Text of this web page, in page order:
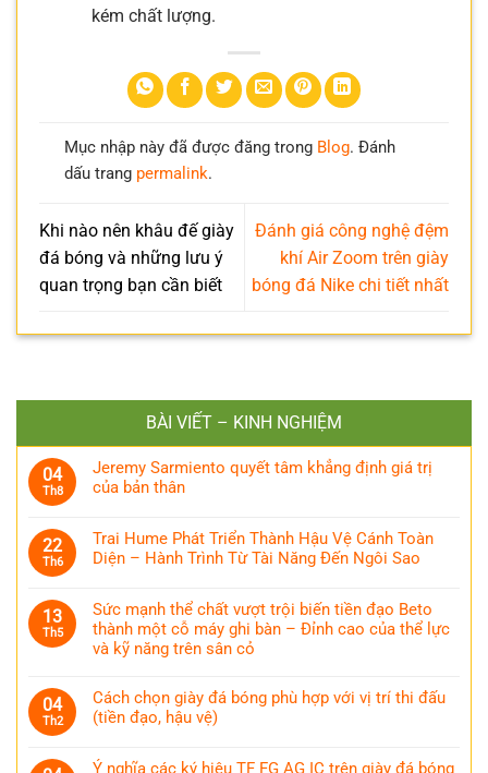
kém chất lượng.
Mục nhập này đã được đăng trong Blog. Đánh
dấu trang permalink.
Khi nào nên khâu đế giày
đá bóng và những lưu ý
quan trọng bạn cần biết
Đánh giá công nghệ đệm
khí Air Zoom trên giày
bóng đá Nike chi tiết nhất
BÀI VIẾT – KINH NGHIỆM
04
Th8
Jeremy Sarmiento quyết tâm khẳng định giá trị
của bản thân
22
Th6
Trai Hume Phát Triển Thành Hậu Vệ Cánh Toàn
Diện – Hành Trình Từ Tài Năng Đến Ngôi Sao
13
Th5
Sức mạnh thể chất vượt trội biến tiền đạo Beto
thành một cỗ máy ghi bàn – Đỉnh cao của thể lực
và kỹ năng trên sân cỏ
04
Th2
Cách chọn giày đá bóng phù hợp với vị trí thi đấu
(tiền đạo, hậu vệ)
Ý nghĩa các ký hiệu TF FG AG IC trên giày đá bóng